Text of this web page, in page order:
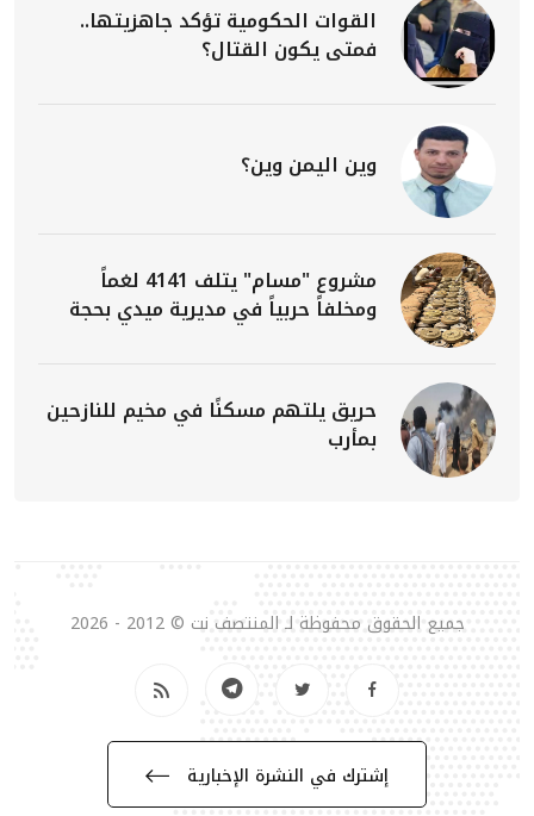
القوات الحكومية تؤكد جاهزيتها..
فمتى يكون القتال؟
وين اليمن وين؟
مشروع "مسام" يتلف 4141 لغماً
ومخلفاً حربياً في مديرية ميدي بحجة
حريق يلتهم مسكنًا في مخيم للنازحين
بمأرب
جميع الحقوق محفوظة لـ المنتصف نت © 2012 - 2026
إشترك في النشرة الإخبارية